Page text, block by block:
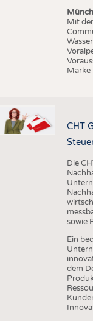
Mit
Marke
CHT
Die
sowie
Ein
dem